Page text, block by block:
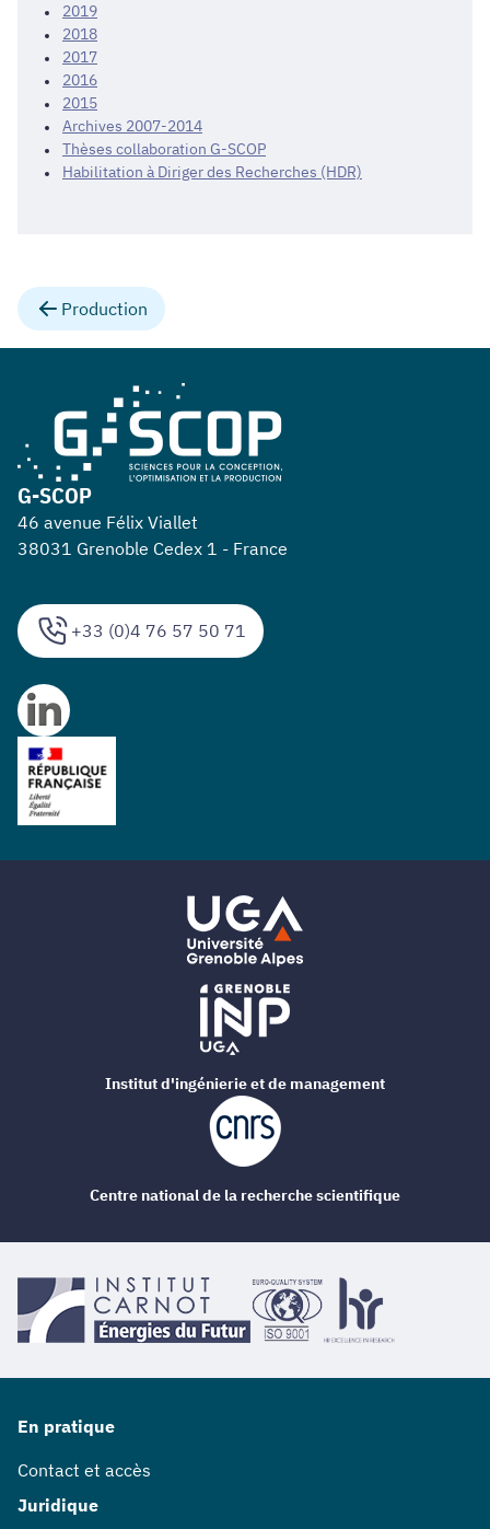
2019
2018
2017
2016
2015
Archives 2007-2014
Thèses collaboration G-SCOP
Habilitation à Diriger des Recherches (HDR)
Production
+33 (0)4 76 57 50 71
G-SCOP
46 avenue Félix Viallet
38031 Grenoble Cedex 1 - France
En pratique
Contact et accès
Juridique
Institut d'ingénierie et de management
Centre national de la recherche scientifique